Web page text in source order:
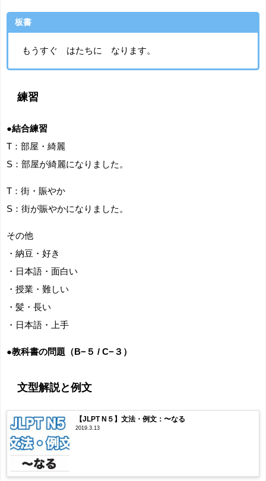
板書
もうすぐ はたちに なります。
練習
●結合練習
T：部屋・綺麗
S：部屋が綺麗になりました。
T：街・賑やか
S：街が賑やかになりました。
その他
・納豆・好き
・日本語・面白い
・授業・難しい
・髪・長い
・日本語・上手
●教科書の問題（B−５ / C−３）
文型解説と例文
【JLPT N５】文法・例文：〜なる
2019.3.13